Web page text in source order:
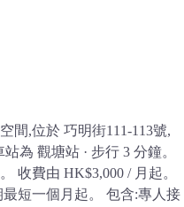
間,位於 巧明街111-113號,
為 觀塘站 · 步行 3 分鐘。
收費由 HK$3,000 / 月起。
短一個月起。 包含:專人接